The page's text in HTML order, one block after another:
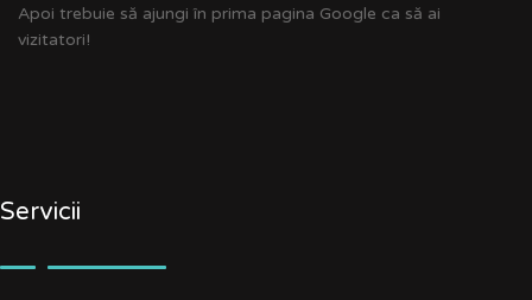
Apoi trebuie să ajungi în prima pagina Google ca să ai
vizitatori!
Servicii